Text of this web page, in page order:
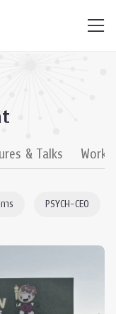
& Talks
าร PSYCH-CEO